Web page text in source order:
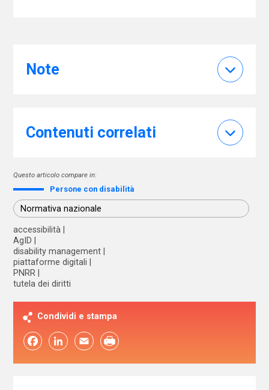
Note
Contenuti correlati
Questo articolo compare in:
Persone con disabilità
Normativa nazionale
accessibilità
AgID
disability management
piattaforme digitali
PNRR
tutela dei diritti
Condividi e stampa
FacebookLinkedIn Email